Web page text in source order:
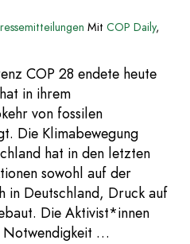
Mit COP Daily,
COP 28 endete heute
in ihrem
von fossilen
Die Klimabewegung
hat in den letzten
sowohl auf der
in Deutschland, Druck auf
Die Aktivist*innen
Notwendigkeit …